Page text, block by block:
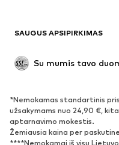
Proginiai
BATAI
Naujienos
SAUGUS APSIPIRKIMAS
Su mumis tavo
*Nemokamas standartinis
užsakymams nuo 24,90 €,
aptarnavimo mokestis.
Žemiausia kaina per
****Nemokamai iš visų